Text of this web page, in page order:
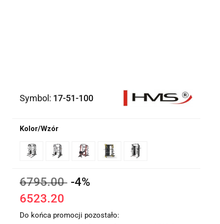
Symbol: 17-51-100
Kolor/Wzór
6795.00 -4%
6523.20
Do końca promocji pozostało: